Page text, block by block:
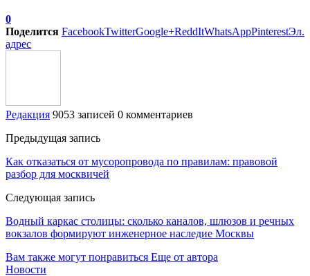
0
Поделится FacebookTwitterGoogle+ReddItWhatsAppPinterestЭл.
адрес
Редакция 9053 записей 0 комментариев
Предыдущая запись
Как отказаться от мусоропровода по правилам: правовой
разбор для москвичей
Следующая запись
Водный каркас столицы: сколько каналов, шлюзов и речных
вокзалов формируют инженерное наследие Москвы
Вам также могут понравиться Еще от автора
Новости